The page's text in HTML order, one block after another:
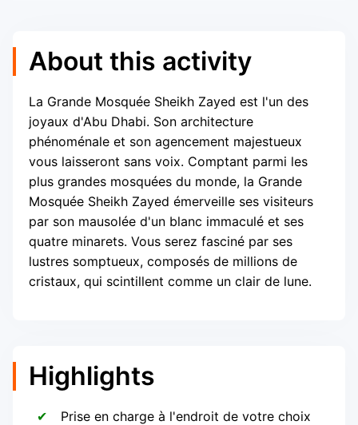
About this activity
La Grande Mosquée Sheikh Zayed est l'un des
joyaux d'Abu Dhabi. Son architecture
phénoménale et son agencement majestueux
vous laisseront sans voix. Comptant parmi les
plus grandes mosquées du monde, la Grande
Mosquée Sheikh Zayed émerveille ses visiteurs
par son mausolée d'un blanc immaculé et ses
quatre minarets. Vous serez fasciné par ses
lustres somptueux, composés de millions de
cristaux, qui scintillent comme un clair de lune.
Highlights
Prise en charge à l'endroit de votre choix